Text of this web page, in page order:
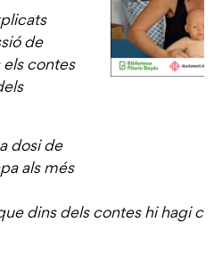
de
els contes
dosi de
als més
dins dels contes hi hagi